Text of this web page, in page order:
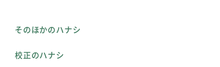
そのほかのハナシ
校正のハナシ